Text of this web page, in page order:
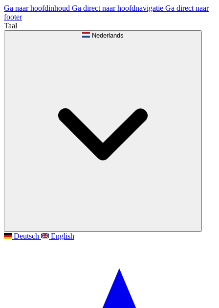
Ga naar hoofdinhoud Ga direct naar hoofdnavigatie Ga direct naar
footer
Taal
Nederlands
Deutsch English